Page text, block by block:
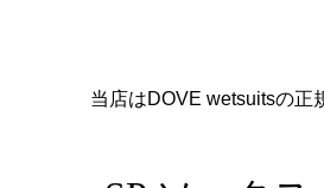
当店はDOVE wetsuitsの正